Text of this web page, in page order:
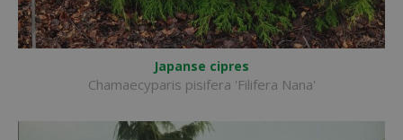
Japanse cipres
Chamaecyparis pisifera 'Filifera Nana'